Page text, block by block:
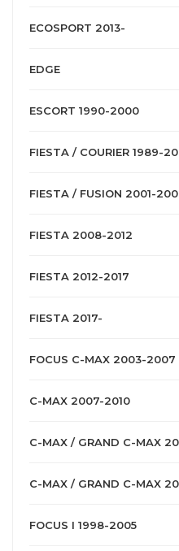
ECOSPORT 2013-
EDGE
ESCORT 1990-2000
FIESTA / COURIER 1989-
FIESTA / FUSION 2001-
FIESTA 2008-2012
FIESTA 2012-2017
FIESTA 2017-
FOCUS C-MAX 2003-2007
C-MAX 2007-2010
C-MAX / GRAND C-MAX
C-MAX / GRAND C-MAX
FOCUS I 1998-2005